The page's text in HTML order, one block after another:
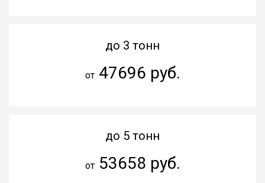
до 3 тонн
от47696 руб.
до 5 тонн
от53658 руб.